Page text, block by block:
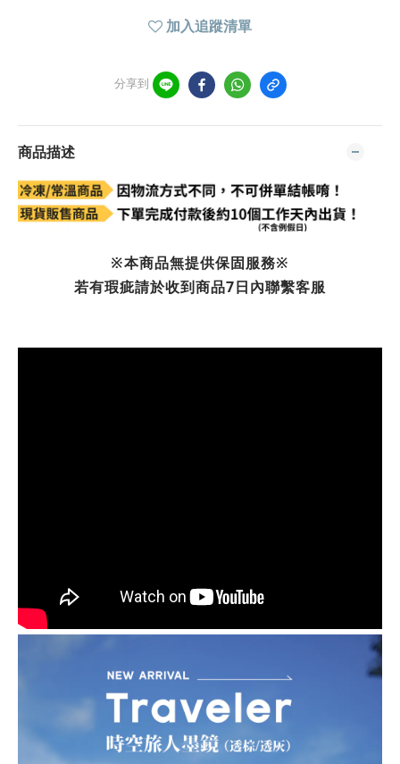
加入追蹤清單
分享到
商品描述
※本商品無提供保固服務※
若有瑕疵請於收到商品7日內聯繫客服